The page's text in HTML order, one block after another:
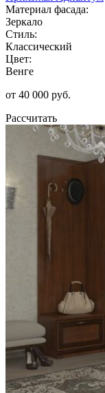
Материал фасада:
Зеркало
Стиль:
Классический
Цвет:
Венге
от 40 000 руб.
Рассчитать